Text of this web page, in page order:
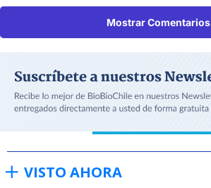
Mostrar Comentarios
VISTO AHORA